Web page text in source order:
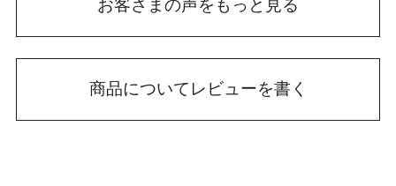
お客さまの声をもっと見る
商品についてレビューを書く